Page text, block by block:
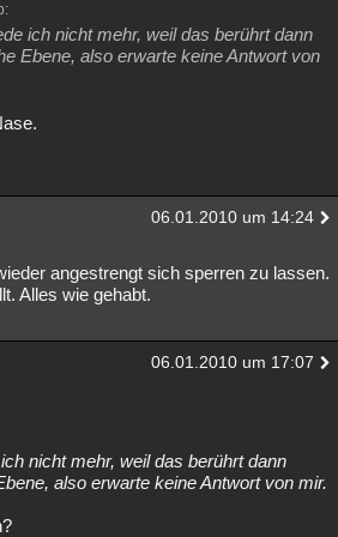
ich nicht mehr, weil das berührt dann
Ebene, also erwarte keine Antwort von
06.01.2010 um 14:24
angestrengt sich sperren zu lassen.
Alles wie gehabt.
06.01.2010 um 17:07
nicht mehr, weil das berührt dann
also erwarte keine Antwort von mir.